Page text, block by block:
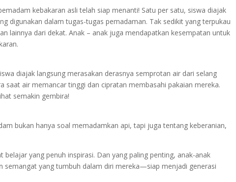
kebakaran asli telah siap menanti! Satu per satu, siswa diajak
digunakan dalam tugas-tugas pemadaman. Tak sedikit yang terpukau
lainnya dari dekat. Anak – anak juga mendapatkan kesempatan untuk
diajak langsung merasakan derasnya semprotan air dari selang
saat air memancar tinggi dan cipratan membasahi pakaian mereka.
semakin gembira!
bukan hanya soal memadamkan api, tapi juga tentang keberanian,
yang penuh inspirasi. Dan yang paling penting, anak-anak
semangat yang tumbuh dalam diri mereka—siap menjadi generasi